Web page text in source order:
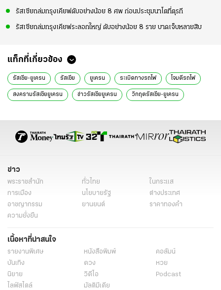
รัสเซียถล่มกรุงเคียฟดับอย่างน้อย 8 ศพ ก่อนประชุมนาโตที่ตุรกี
รัสเซียถล่มกรุงเคียฟระลอกใหญ่ ดับอย่างน้อย 8 ราย บาดเจ็บหลายสิบ
แท็กที่เกี่ยวข้อง
รัสเซีย-ยูเครน รัสเซีย ยูเครน ระเบิดทางรถไฟ โจมตีรถไฟ
สงครามรัสเซียยูเครน ข่าวรัสเซียยูเครน วิกฤตรัสเซีย-ยูเครน
ข่าว
พระราชสำนัก ทั่วไทย
ในกระแส
การเมือง
นโยบายรัฐ
ต่างประเทศ
อาชญากรรม
ยานยนต์
ราคาทองคำ
ความยั่งยืน
เนื้อหาที่น่าสนใจ
รายงานพิเศษ หนังสือพิมพ์
คอลัมน์
บันเทิง
ดวง
หวย
นิยาย
วิดีโอ
Podcast
ไลฟ์สไตล์
มัลติมีเดีย